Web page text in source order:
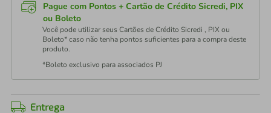
Pague com Pontos + Cartão de Crédito Sicredi, PIX
ou Boleto
Você pode utilizar seus Cartões de Crédito Sicredi , PIX ou
Boleto* caso não tenha pontos suficientes para a compra deste
produto.
*Boleto exclusivo para associados PJ
Entrega